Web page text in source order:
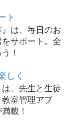
ト
』は、毎日のお
サポート。全
！
しく
は、先生と生徒
室管理アプ
載！